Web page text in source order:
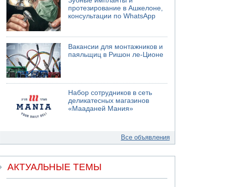
протезирование в Ашкелоне,
консультации по WhatsApp
Вакансии для монтажников и
паяльщиц в Ришон ле-Ционе
Набор сотрудников в сеть
деликатесных магазинов
«Мааданей Мания»
Все объявления
АКТУАЛЬНЫЕ ТЕМЫ